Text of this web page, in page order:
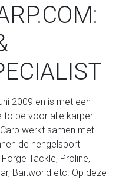
2009 en is met een
to be voor alle karper
werkt samen met
de hengelsport
Tackle, Proline,
Baitworld etc. Op deze